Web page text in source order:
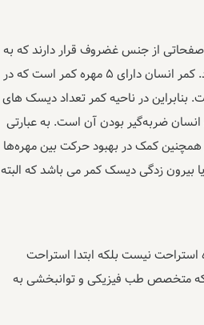
از جنس غضروف قرار دارند که به
آنها دیسک گفته می‌شود و واضحا در کمر به آنها دیسک کمر گفته می شود. کمر انسان دارای ۵ مهره کمر است که در
بنابراین در ناحیه کمر تعداد دیسک های
انسان ضربه‌گیر بودن آن است. به عبارتی
کمک در بهبود حرکت بین مهره‌ها
بیرون زدگی دیسک کمر می باشد که البته
استراحت نیست بلکه ابتدا استراحت
ای که متخصص طب فیزیکی و توانبخشی به